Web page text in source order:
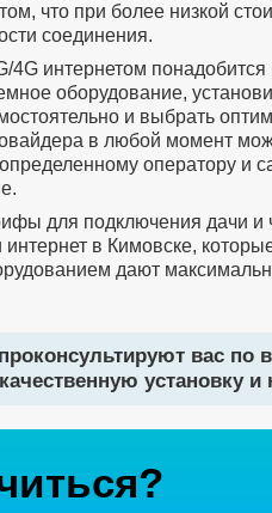
что при более низкой
соединения.
4G интернетом
оборудование,
и выбрать
в любой момент
оператору и
для подключения дачи и
в Кимовске,
дают
вас по
установку